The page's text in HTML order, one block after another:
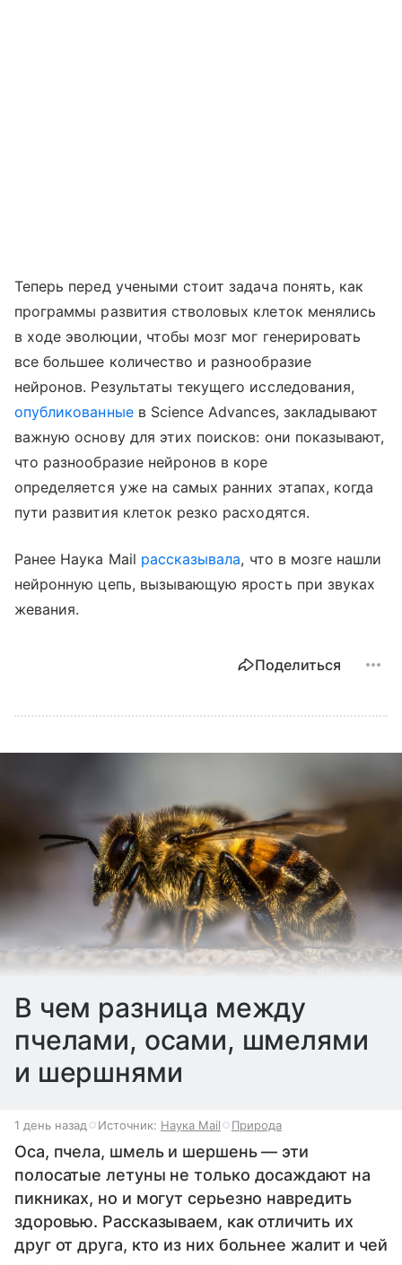
Теперь перед учеными стоит задача понять, как
программы развития стволовых клеток менялись
в ходе эволюции, чтобы мозг мог генерировать
все большее количество и разнообразие
нейронов. Результаты текущего исследования,
опубликованныев Science Advances, закладывают
важную основу для этих поисков: они показывают,
что разнообразие нейронов в коре
определяется уже на самых ранних этапах, когда
пути развития клеток резко расходятся.
Ранее Наука Mail рассказывала, что в мозге нашли
нейронную цепь, вызывающую ярость при звуках
жевания.
Поделиться
В чем разница между
пчелами, осами, шмелями
и шершнями
1 день назад Источник: Наука Mail Природа
Оса, пчела, шмель и шершень — эти
полосатые летуны не только досаждают на
пикниках, но и могут серьезно навредить
здоровью. Рассказываем, как отличить их
друг от друга, кто из них больнее жалит и чей